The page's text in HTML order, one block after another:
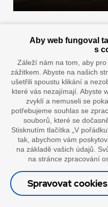
Doprava vaším
© Oficiální
Aby web fungoval
s
Záleží nám na tom, aby
zážitkem. Abyste na našich
ušetřili spoustu klikání a
které vás nezajímají. Abyste
zvyklí a nemuseli se
potřebujeme souhlas se
souborů, které se
Stisknutím tlačítka „V
tak, abychom vám
na základě vašich údajů.
na stránce zpracování
Spravovat cookies